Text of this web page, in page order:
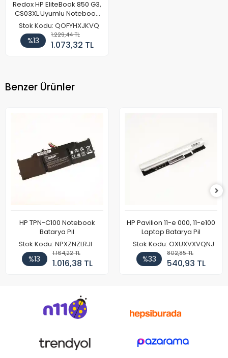
Redox HP EliteBook 850 G3,
CS03XL Uyumlu Notebook
Batarya Pil
Stok Kodu: QOFYHXJKVQ
%13
1.229,44 TL
1.073,32 TL
Benzer Ürünler
HP TPN-C100 Notebook
Batarya Pil
Stok Kodu: NPXZNZLRJI
%13
1.164,22 TL
1.016,38 TL
HP Pavilion 11-e 000, 11-e100
Laptop Batarya Pil
Stok Kodu: OXUXVXVQNJ
%33
802,85 TL
540,93 TL